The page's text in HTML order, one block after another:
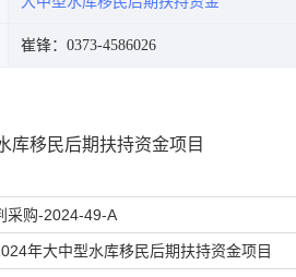
崔锋：0373-4586026
库移民后期扶持资金项目
采购-2024-49-A
年大中型水库移民后期扶持资金项目